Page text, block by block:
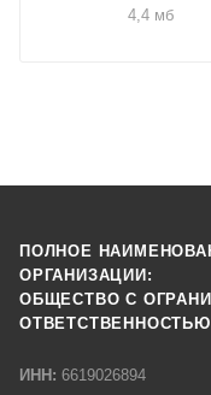
4,4 мб
ПОЛНОЕ
ОРГАНИЗАЦИИ:
ОБЩЕСТВО С
ИНН: 6619026894